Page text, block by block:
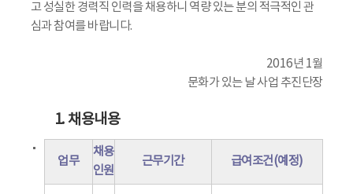
고 성실한 경력직 인력을 채용하니 역량 있는 분의 적극적인 관
심과 참여를 바랍니다.
2016년 1월
문화가 있는 날 사업 추진단장
1. 채용내용
업무
채용
인원
근무기간 급여조건(예정)